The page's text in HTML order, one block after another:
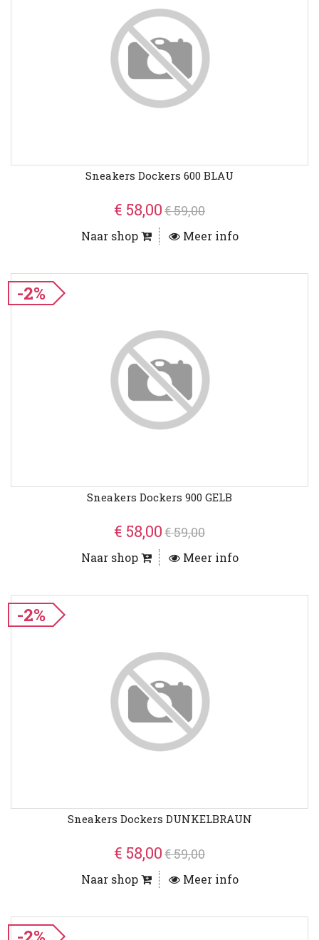
Sneakers Dockers 600 BLAU
€ 58,00€ 59,00
Naar shop Meer info
-2%
Sneakers Dockers 900 GELB
€ 58,00€ 59,00
Naar shop Meer info
-2%
Sneakers Dockers DUNKELBRAUN
€ 58,00€ 59,00
Naar shop Meer info